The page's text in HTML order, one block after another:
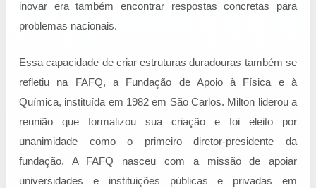
inovar era também encontrar respostas concretas para
problemas nacionais.
Essa capacidade de criar estruturas duradouras também se
refletiu na FAFQ, a Fundação de Apoio à Física e à
Química, instituída em 1982 em São Carlos. Milton liderou a
reunião que formalizou sua criação e foi eleito por
unanimidade como o primeiro diretor-presidente da
fundação. A FAFQ nasceu com a missão de apoiar
universidades e instituições públicas e privadas em